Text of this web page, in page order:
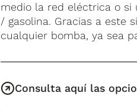
medio la red eléctrica o si
/ gasolina. Gracias a este
cualquier bomba, ya sea
Consulta aquí las